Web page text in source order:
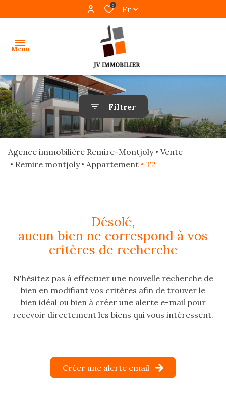
0 Fr
Menu
accueil
ventes
gestion
e-
estimation
contact
Filtrer
Agence immobilière Remire-Montjoly
Vente
Remire montjoly
Appartement T2
désolé,
aucun bien ne correspond à vos
critères de recherche
N'hésitez pas à effectuer une nouvelle recherche de
bien en modifiant vos critères afin de trouver le
bien idéal ou bien à créer une alerte e-mail pour
recevoir directement les biens qui vous intéressent.
Créer une alerte email